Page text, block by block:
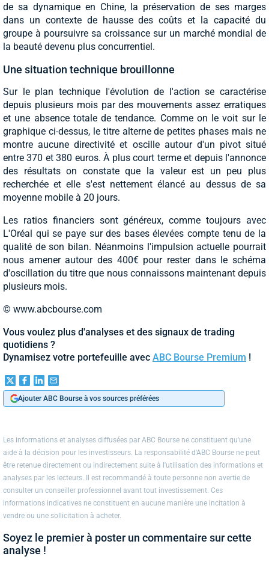
de sa dynamique en Chine, la préservation de ses marges
dans un contexte de hausse des coûts et la capacité du
groupe à poursuivre sa croissance sur un marché mondial de
la beauté devenu plus concurrentiel.
Une situation technique brouillonne
Sur le plan technique l'évolution de l'action se caractérise
depuis plusieurs mois par des mouvements assez erratiques
et une absence totale de tendance. Comme on le voit sur le
graphique ci-dessus, le titre alterne de petites phases mais ne
montre aucune directivité et oscille autour d'un pivot situé
entre 370 et 380 euros. À plus court terme et depuis l'annonce
des résultats on constate que la valeur est un peu plus
recherchée et elle s'est nettement élancé au dessus de sa
moyenne mobile à 20 jours.
Les ratios financiers sont généreux, comme toujours avec
L'Oréal qui se paye sur des bases élevées compte tenu de la
qualité de son bilan. Néanmoins l'impulsion actuelle pourrait
nous amener autour des 400€ pour rester dans le schéma
d'oscillation du titre que nous connaissons maintenant depuis
plusieurs mois.
© www.abcbourse.com
Vous voulez plus d'analyses et des signaux de trading
quotidiens ?
Dynamisez votre portefeuille avec ABC Bourse Premium !
Ajouter ABC Bourse à vos sources préférées
Les informations et analyses diffusées par ABC Bourse ne constituent qu'une
aide à la décision pour les investisseurs. La responsabilité d'ABC Bourse ne peut
être retenue directement ou indirectement suite à l'utilisation des informations et
analyses par les lecteurs. Il est recommandé à toute personne non avertie de
consulter un conseiller professionnel avant tout investissement. Ces
informations indicatives ne constituent en aucune manière une incitation à
vendre ou une sollicitation à acheter.
Soyez le premier à poster un commentaire sur cette
analyse !